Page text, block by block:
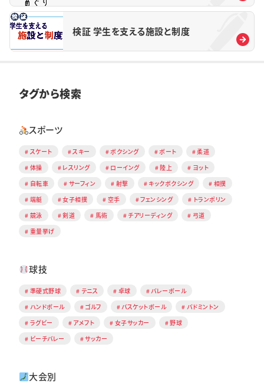
検証 学生を支える施設と制度
タグから検索
スポーツ
スケート スキー ボクシング ボート
柔道
体操
レスリング ローイング 陸上
ヨット
自転車
サーフィン 射撃 キックボクシング
相撲
端艇
女子相撲 空手 フェンシング
トランポリン
競泳
剣道 馬術 チアリーディング
弓道
重量挙げ
球技
準硬式野球 テニス 卓球
バレーボール
ハンドボール
ゴルフ バスケットボール
バドミントン
ラグビー
アメフト 女子サッカー
野球
ビーチバレー
サッカー
大会別